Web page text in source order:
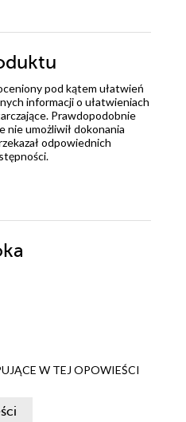
pod kątem ułatwień
informacji o ułatwieniach
Prawdopodobnie
nie umożliwił dokonania
odpowiednich
W TEJ OPOWIEŚCI